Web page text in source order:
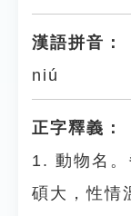
漢語拼音：
niú
正字釋義：
1. 動物名。
碩大，性情